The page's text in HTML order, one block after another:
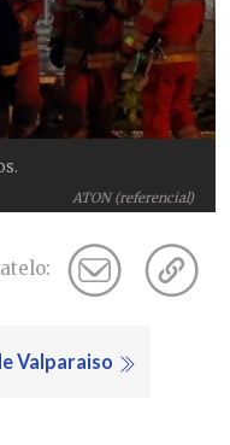
ATON (referencial)
Valparaiso